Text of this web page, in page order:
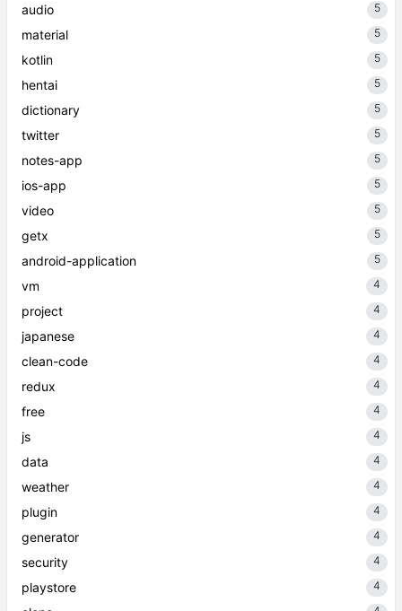
audio 5
material 5
kotlin 5
hentai 5
dictionary 5
twitter 5
notes-app 5
ios-app 5
video 5
getx 5
android-application 5
vm 4
project 4
japanese 4
clean-code 4
redux 4
free 4
js 4
data 4
weather 4
plugin 4
generator 4
security 4
playstore 4